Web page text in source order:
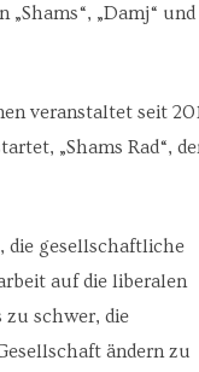
„Damj“ und
veranstaltet seit
„Shams Rad“,
die gesellschaftliche
auf die liberalen
zu schwer, die
ändern zu